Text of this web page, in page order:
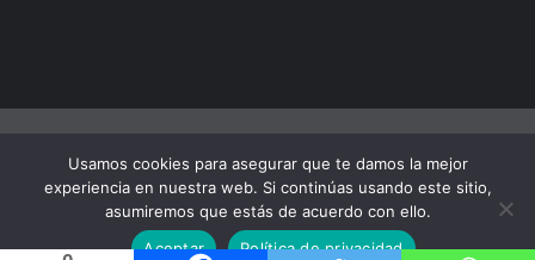
Copyright © Todos los derechos reservados.|CoverNews
por AF themes.
Usamos cookies para asegurar que te damos la mejor
experiencia en nuestra web. Si continúas usando este sitio,
asumiremos que estás de acuerdo con ello.
Aceptar
Política de privacidad